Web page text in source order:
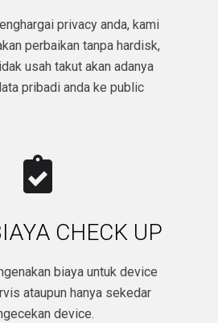
privacy anda, kami
perbaikan tanpa hardisk,
usah takut akan adanya
pribadi anda ke public​
CHECK UP
biaya untuk device
ataupun hanya sekedar
device.​